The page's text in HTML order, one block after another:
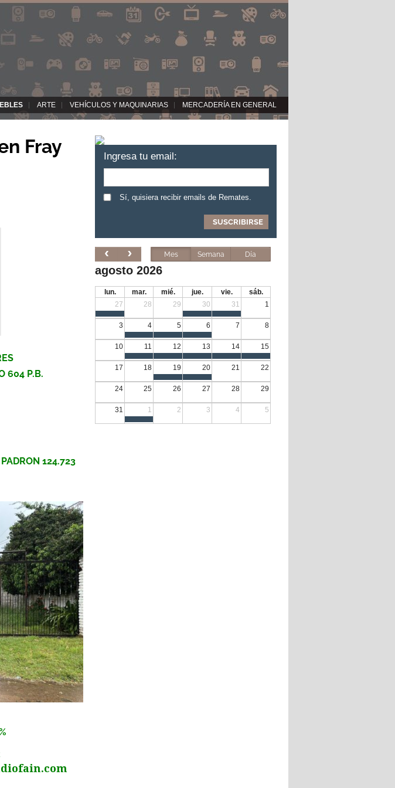
ARTE VEHÍCULOS Y MAQUINARIAS MERCADERÍA EN GENERAL
Fray
604 P.B.
124.723
Ingresa tu email:
Sí, quisiera recibir emails de Remates.
Mes Semana Día
agosto 2026
lun. mar. mié. jue. vie.
sáb.
27
28 29 30 31 1
3 4 5 6 7 8
10 11 12 13 14 15
17 18 19 20 21 22
24 25 26 27 28 29
31 1 2 3 4 5